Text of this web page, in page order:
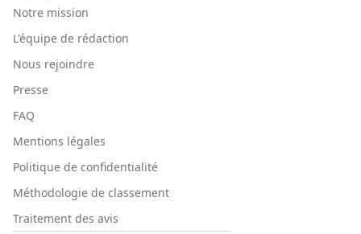
Notre mission
L'équipe de rédaction
Nous rejoindre
Presse
FAQ
Mentions légales
Politique de confidentialité
Méthodologie de classement
Traitement des avis